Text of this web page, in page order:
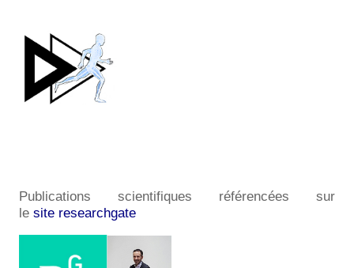
Publications scientifiques référencées sur
le site researchgate